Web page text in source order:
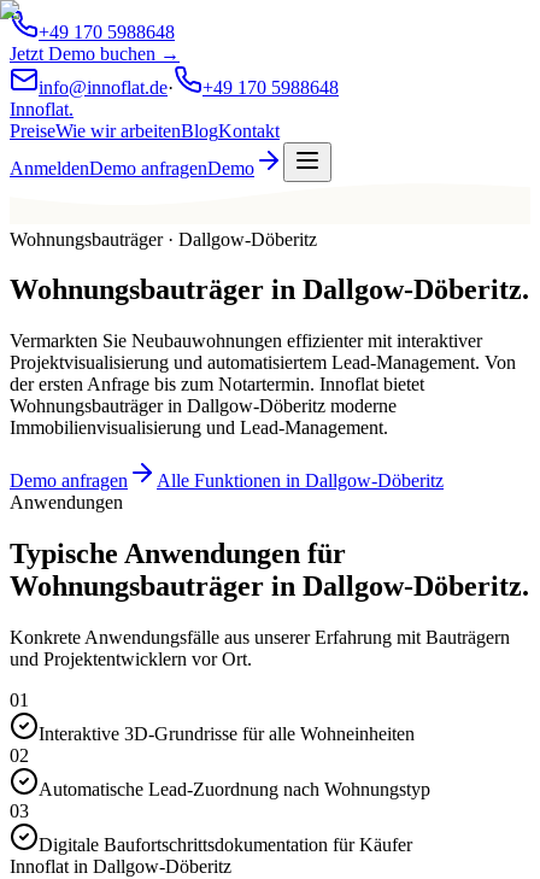
+49 170 5988648
Jetzt Demo buchen →
info@innoflat.de·
+49 170 5988648
Innoflat.
PreiseWie wir arbeitenBlogKontakt
AnmeldenDemo anfragenDemo
Wohnungsbauträger · Dallgow-Döberitz
Wohnungsbauträger in Dallgow-Döberitz.
Vermarkten Sie Neubauwohnungen effizienter mit interaktiver
Projektvisualisierung und automatisiertem Lead-Management. Von
der ersten Anfrage bis zum Notartermin. Innoflat bietet
Wohnungsbauträger in Dallgow-Döberitz moderne
Immobilienvisualisierung und Lead-Management.
Demo anfragen
Alle Funktionen in Dallgow-Döberitz
Anwendungen
Typische Anwendungen für
Wohnungsbauträger in Dallgow-Döberitz.
Konkrete Anwendungsfälle aus unserer Erfahrung mit Bauträgern
und Projektentwicklern vor Ort.
01
Interaktive 3D-Grundrisse für alle Wohneinheiten
02
Automatische Lead-Zuordnung nach Wohnungstyp
03
Digitale Baufortschrittsdokumentation für Käufer
Innoflat in Dallgow-Döberitz